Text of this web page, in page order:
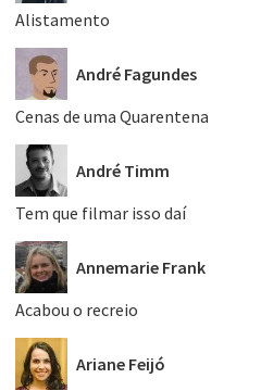
Alistamento
André Fagundes
Cenas de uma Quarentena
André Timm
Tem que filmar isso daí
Annemarie Frank
Acabou o recreio
Ariane Feijó